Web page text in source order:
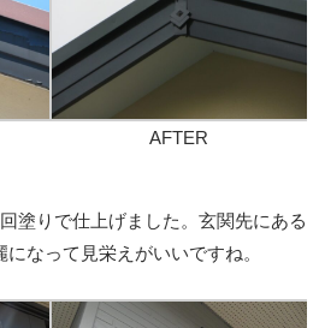
AFTER
塗りで仕上げました。玄関先にある
なって見栄えがいいですね。